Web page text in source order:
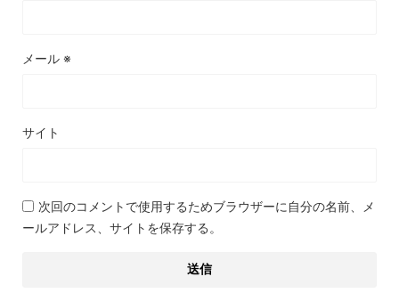
メール ※
サイト
次回のコメントで使用するためブラウザーに自分の名前、メ
ールアドレス、サイトを保存する。